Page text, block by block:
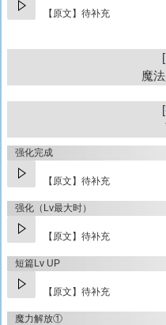
【原文】待补充
魔
强化完成
【原文】待补充
强化（Lv最大时）
【原文】待补充
短篇Lv UP
【原文】待补充
魔力解放①